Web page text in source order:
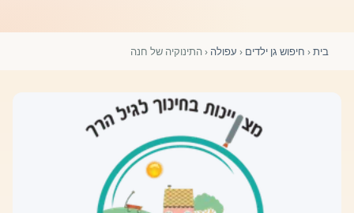
השתלמויות וקורסים לגננות ולצוותי חינוך | גיל הרך 0-6
בית‹ חיפוש גן ילדים ‹ עפולה ‹התינוקיה של חנה